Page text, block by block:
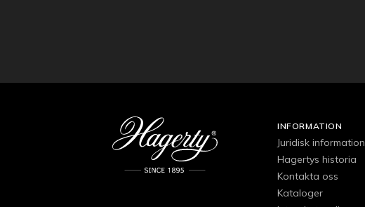
INFORMATION
Juridisk information
Hagertys historia
Kontakta oss
Kataloger